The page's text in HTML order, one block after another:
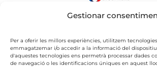
Gestionar
Per a oferir les millors experiències, utilitzem
emmagatzemar i/o accedir a la informació del
d'aquestes tecnologies ens permetrà processar dades
de navegació o les identificacions úniques en aquest